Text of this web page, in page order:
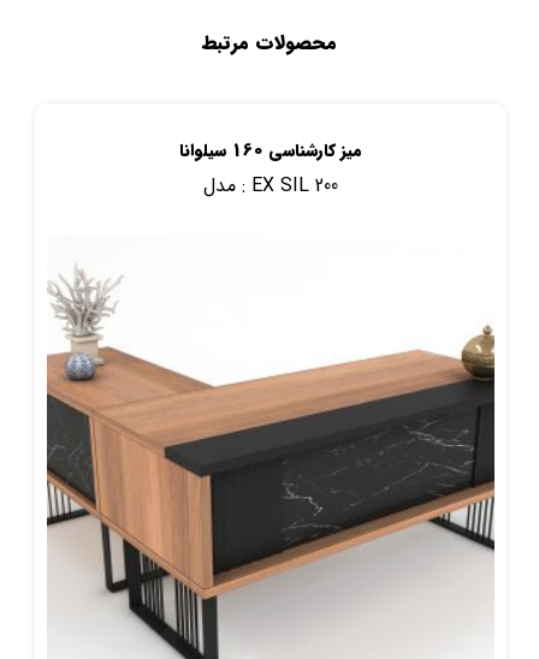
محصولات مرتبط
میز کارشناسی 160 سیلوانا
مدل : EX SIL 200